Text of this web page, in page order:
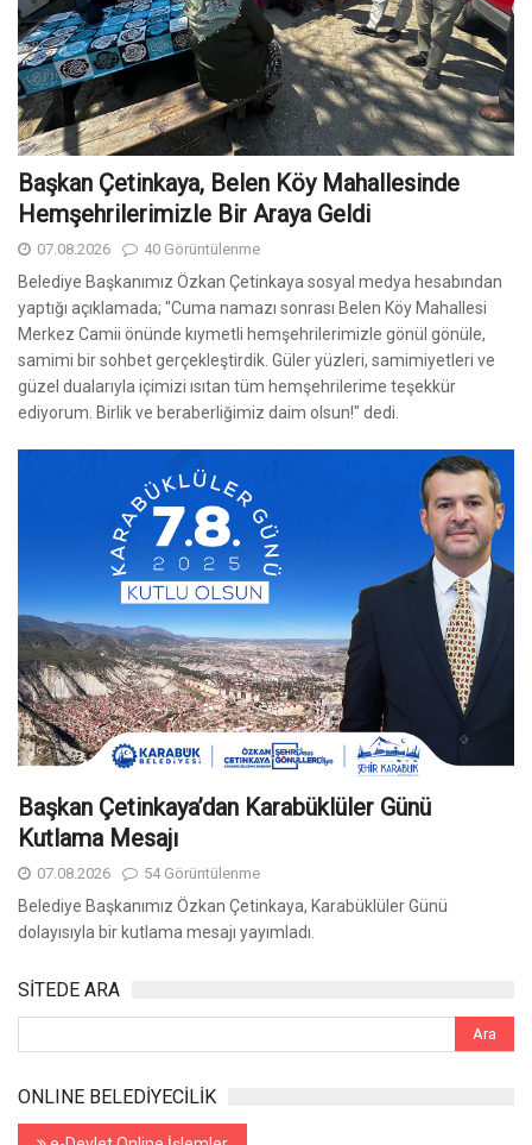
Başkan Çetinkaya, Belen Köy Mahallesinde
Hemşehrilerimizle Bir Araya Geldi
07.08.2026 40 Görüntülenme
Belediye Başkanımız Özkan Çetinkaya sosyal medya hesabından
yaptığı açıklamada; "Cuma namazı sonrası Belen Köy Mahallesi
Merkez Camii önünde kıymetli hemşehrilerimizle gönül gönüle,
samimi bir sohbet gerçekleştirdik. Güler yüzleri, samimiyetleri ve
güzel dualarıyla içimizi ısıtan tüm hemşehrilerime teşekkür
ediyorum. Birlik ve beraberliğimiz daim olsun!" dedi.
Başkan Çetinkaya’dan Karabüklüler Günü
Kutlama Mesajı
07.08.2026 54 Görüntülenme
Belediye Başkanımız Özkan Çetinkaya, Karabüklüler Günü
dolayısıyla bir kutlama mesajı yayımladı.
SİTEDE ARA
ONLINE BELEDİYECİLİK